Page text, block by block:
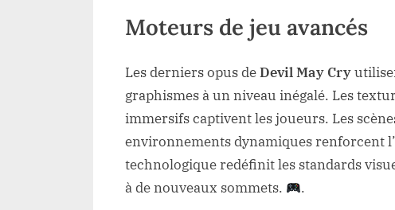
Moteurs de jeu avancés
Les derniers opus deDevil May Cry
graphismes à un niveau inégalé. Les
immersifs captivent les joueurs. Les
environnements dynamiques renforcent
technologique redéfinit les standards
à de nouveaux sommets.
.